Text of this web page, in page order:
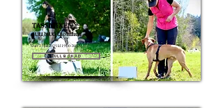
TASSMIXEN
JULI/AUG Utomhus
Start 23 juli 2025 kl 19:00-20:15
Fullbokad